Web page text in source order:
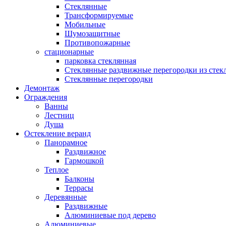
Стеклянные
Трансформируемые
Мобильные
Шумозащитные
Противопожарные
стационарные
парковка стеклянная
Стеклянные раздвижные перегородки из
Стеклянные перегородки
Демонтаж
Ограждения
Ванны
Лестниц
Душа
Остекление веранд
Панорамное
Раздвижное
Гармошкой
Теплое
Балконы
Террасы
Деревянные
Раздвижные
Алюминиевые под дерево
Алюминиевые